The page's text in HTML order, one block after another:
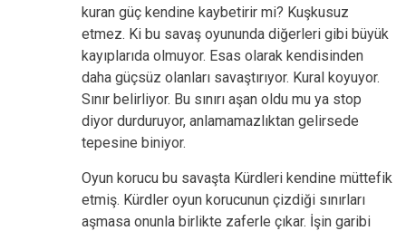
kuran güç kendine kaybetirir mi? Kuşkusuz
etmez. Ki bu savaş oyununda diğerleri gibi büyük
kayıplarıda olmuyor. Esas olarak kendisinden
daha güçsüz olanları savaştırıyor. Kural koyuyor.
Sınır belirliyor. Bu sınırı aşan oldu mu ya stop
diyor durduruyor, anlamamazlıktan gelirsede
tepesine biniyor.
Oyun korucu bu savaşta Kürdleri kendine müttefik
etmiş. Kürdler oyun korucunun çizdiği sınırları
aşmasa onunla birlikte zaferle çıkar. İşin garibi